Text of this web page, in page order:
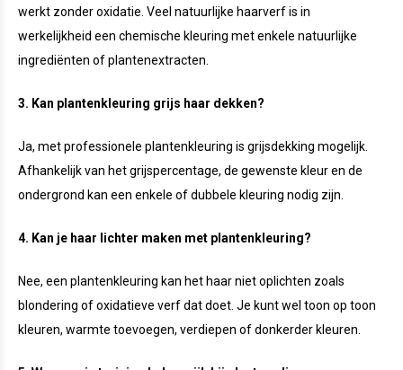
werkt zonder oxidatie. Veel natuurlijke haarverf is in
werkelijkheid een chemische kleuring met enkele natuurlijke
ingrediënten of plantenextracten.
3. Kan plantenkleuring grijs haar dekken?
Ja, met professionele plantenkleuring is grijsdekking mogelijk.
Afhankelijk van het grijspercentage, de gewenste kleur en de
ondergrond kan een enkele of dubbele kleuring nodig zijn.
4. Kan je haar lichter maken met plantenkleuring?
Nee, een plantenkleuring kan het haar niet oplichten zoals
blondering of oxidatieve verf dat doet. Je kunt wel toon op toon
kleuren, warmte toevoegen, verdiepen of donkerder kleuren.